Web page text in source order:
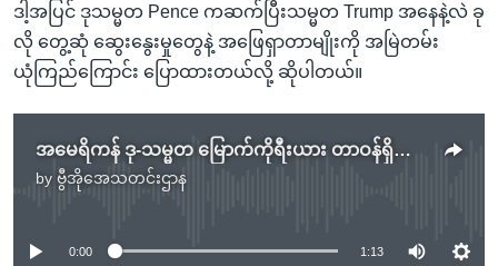
ဒါ့အပြင် ဒုသမ္မတ Pence ကဆက်ပြီးသမ္မတ Trump အနေနဲ့လဲ ခု
လို တွေ့ဆုံ ဆွေးနွေးမှုတွေနဲ့ အဖြေရှာတာမျိုးကို အမြဲတမ်း
ယုံကြည်ကြောင်း ပြောထားတယ်လို့ ဆိုပါတယ်။
အမေရိကန် ဒု-သမ္မတ မြောက်ကိုရီးယား တာဝန်ရှိသူတွေနဲ့ တွေ့ဆုံဖွယ်ရှိ
by ဗွီအိုအေသတင်းဌာန
No media source currently available
0:00 1:13